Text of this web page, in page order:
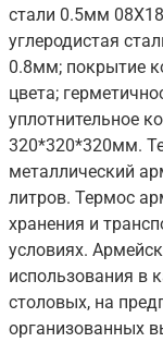
стали 0.5мм
углеродистая
0.8мм; покрытие
цвета;
уплотнительное
320*320*320мм.
металлический
литров. Термос
хранения и
условиях.
использования в
столовых, на
организованных